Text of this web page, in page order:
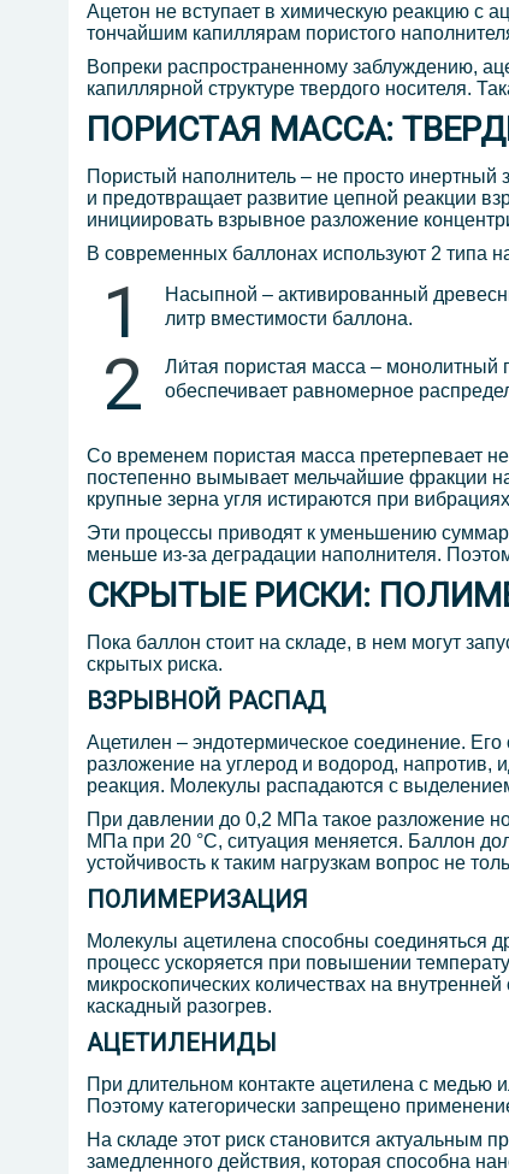
Ацетон не вступает в химическую реакцию с
тончайшим капиллярам пористого
Вопреки распространенному заблуждению,
капиллярной структуре твердого носителя.
ПОРИСТАЯ МАССА:
Пористый наполнитель – не просто инертный
и предотвращает развитие цепной реакции
инициировать взрывное разложение
В современных баллонах используют 2 типа
Насыпной – активированный
литр вместимости баллона.
Ли́тая пористая масса – монолитный
обеспечивает равномерное
Со временем пористая масса претерпевает
постепенно вымывает мельчайшие фракции
крупные зерна угля истираются при
Эти процессы приводят к уменьшению
меньше из-за деградации наполнителя.
СКРЫТЫЕ РИСКИ:
Пока баллон стоит на складе, в нем могут
скрытых риска.
ВЗРЫВНОЙ РАСПАД
Ацетилен – эндотермическое соединение. Его
разложение на углерод и водород, напротив,
реакция. Молекулы распадаются с
При давлении до 0,2 МПа такое разложение
МПа при 20 °C, ситуация меняется. Баллон
устойчивость к таким нагрузкам вопрос не
ПОЛИМЕРИЗАЦИЯ
Молекулы ацетилена способны соединяться
процесс ускоряется при повышении
микроскопических количествах на
каскадный разогрев.
АЦЕТИЛЕНИДЫ
При длительном контакте ацетилена с
Поэтому категорически запрещено
На складе этот риск становится актуальным
замедленного действия, которая способна